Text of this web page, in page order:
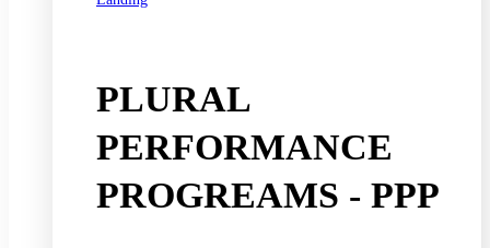
PLURAL
PERFORMANCE
PROGREAMS - PPP